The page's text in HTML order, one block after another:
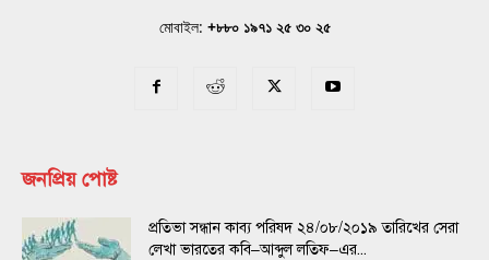
মোবাইল: +৮৮০ ১৯৭১ ২৫ ৩০ ২৫
জনপ্রিয় পোষ্ট
প্রতিভা সন্ধান কাব্য পরিষদ ২৪/০৮/২০১৯ তারিখের সেরা
লেখা ভারতের কবি–আব্দুল লতিফ–এর...